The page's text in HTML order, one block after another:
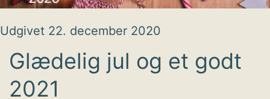
Udgivet 22. december 2020
Glædelig jul og et godt
2021